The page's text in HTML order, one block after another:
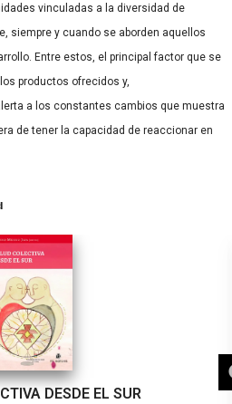
vinculadas a la diversidad de
siempre y cuando se aborden aquellos
Entre estos, el principal factor que se
productos ofrecidos y,
a los constantes cambios que muestra
de tener la capacidad de reaccionar en
DESDE EL SUR